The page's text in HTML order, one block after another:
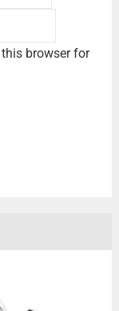
browser for